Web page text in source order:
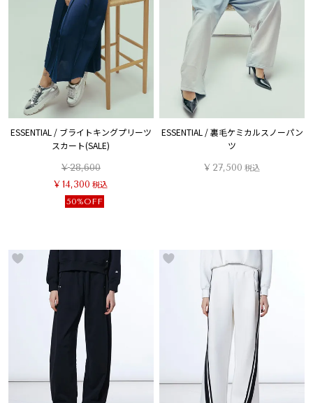
ESSENTIAL / ブライトキングプリーツ
スカート(SALE)
¥28,600
¥ 14,300 税込
50%OFF
ESSENTIAL / 裏毛ケミカルスノーパン
ツ
¥ 27,500 税込